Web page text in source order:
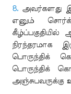
8. அவர்களது
எனும்
நிரந்தரமாக
பொருந்திக்
பொருந்திக்
அஞ்சுபவருக்கு